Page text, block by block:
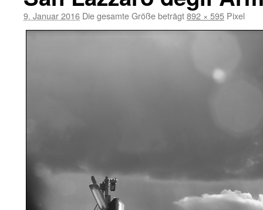
9. Januar 2016 Die gesamte Größe beträgt892 × 595 Pixel